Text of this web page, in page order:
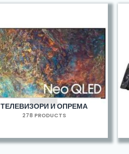
ТЕЛЕВИЗОРИ И ОПРЕМА
278 PRODUCTS